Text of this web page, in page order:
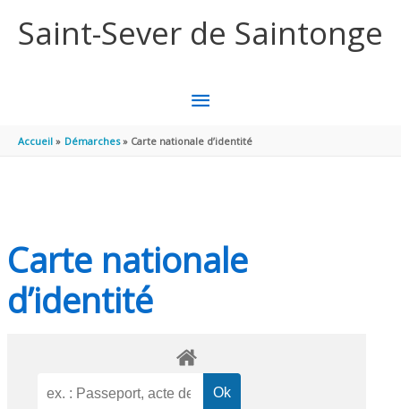
Saint-Sever de Saintonge
MENU
PRINCIPAL
Accueil Démarches Carte nationale d’identité
Carte nationale
d’identité